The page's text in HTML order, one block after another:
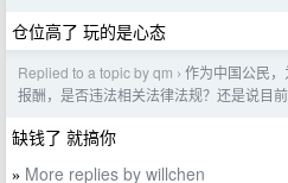
仓位高了 玩的是心态
Replied to a topic by qm › 作为中国公民
报酬，是否违法相关法律法规？还是说目
缺钱了 就搞你
» More replies by willchen